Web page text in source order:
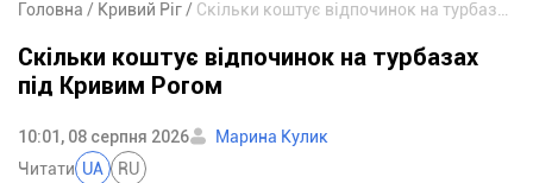
Головна Кривий Ріг
Скільки коштує відпочинок на турбазах
під Кривим Рогом
10:01, 08 серпня 2026
Марина Кулик
Читати UA RU